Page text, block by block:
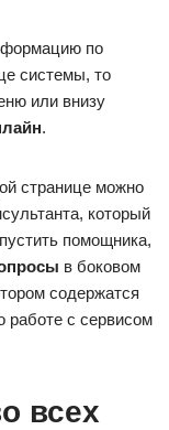
по
системы, то
или внизу
.
странице можно
который
помощника,
в боковом
содержатся
работе с сервисом
всех